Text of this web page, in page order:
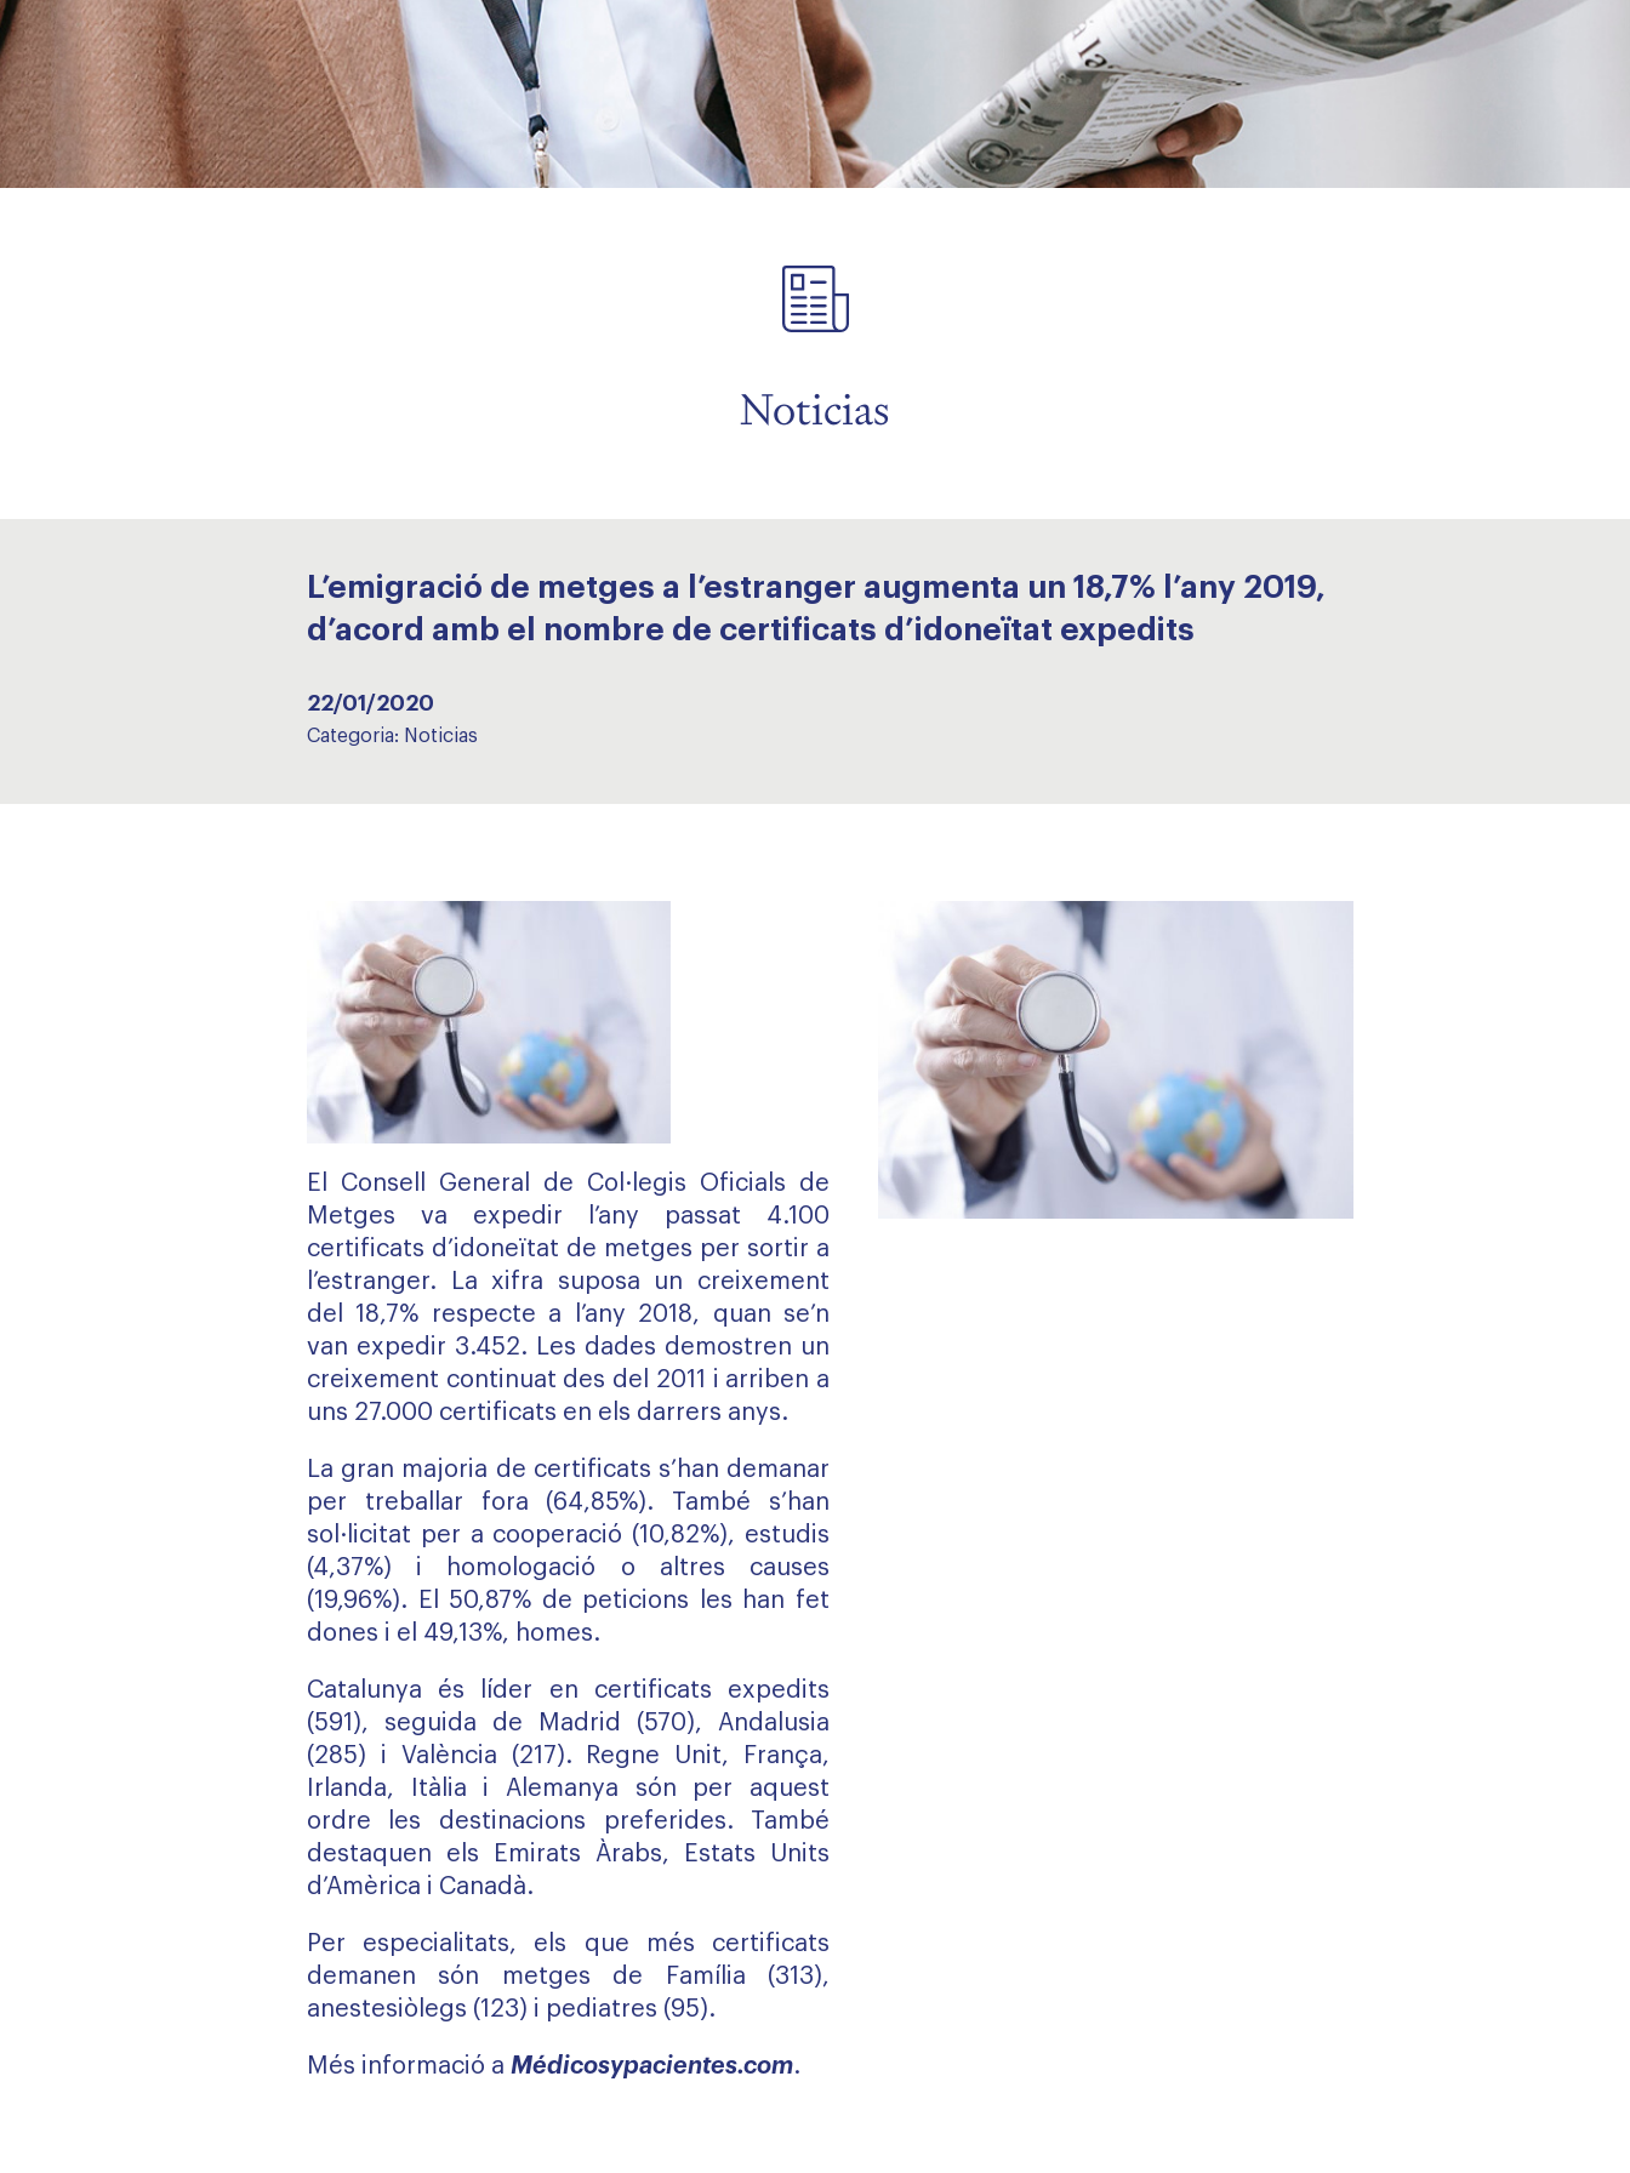
Noticias
L’emigració de metges a l’estranger augmenta un 18,7% l’any 2019,
d’acord amb el nombre de certificats d’idoneïtat expedits
22/01/2020
Categoria: Noticias
El Consell General de Col·legis Oficials de
Metges va expedir l’any passat 4.100
certificats d’idoneïtat de metges per sortir a
l’estranger. La xifra suposa un creixement
del 18,7% respecte a l’any 2018, quan se’n
van expedir 3.452. Les dades demostren un
creixement continuat des del 2011 i arriben a
uns 27.000 certificats en els darrers anys.
La gran majoria de certificats s’han demanar
per treballar fora (64,85%). També s’han
sol·licitat per a cooperació (10,82%), estudis
(4,37%) i homologació o altres causes
(19,96%). El 50,87% de peticions les han fet
dones i el 49,13%, homes.
Catalunya és líder en certificats expedits
(591), seguida de Madrid (570), Andalusia
(285) i València (217). Regne Unit, França,
Irlanda, Itàlia i Alemanya són per aquest
ordre les destinacions preferides. També
destaquen els Emirats Àrabs, Estats Units
d’Amèrica i Canadà.
Per especialitats, els que més certificats
demanen són metges de Família (313),
anestesiòlegs (123) i pediatres (95).
Més informació a Médicosypacientes.com.